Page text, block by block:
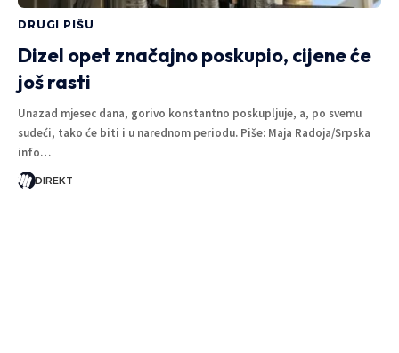
DRUGI PIŠU
Dizel opet značajno poskupio, cijene će
još rasti
Unazad mjesec dana, gorivo konstantno poskupljuje, a, po svemu
sudeći, tako će biti i u narednom periodu. Piše: Maja Radoja/Srpska
info…
DIREKT